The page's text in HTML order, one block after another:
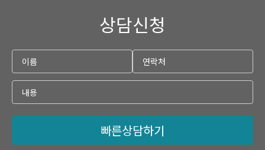
상담신청
빠른상담하기